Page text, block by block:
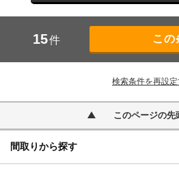
15件
検索条件を再設定
このページの先
間取りから探す